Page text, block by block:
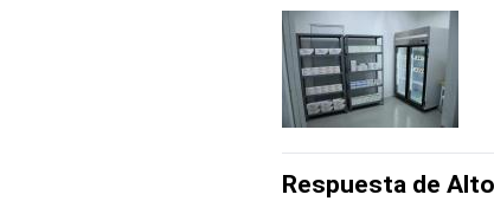
Respuesta de